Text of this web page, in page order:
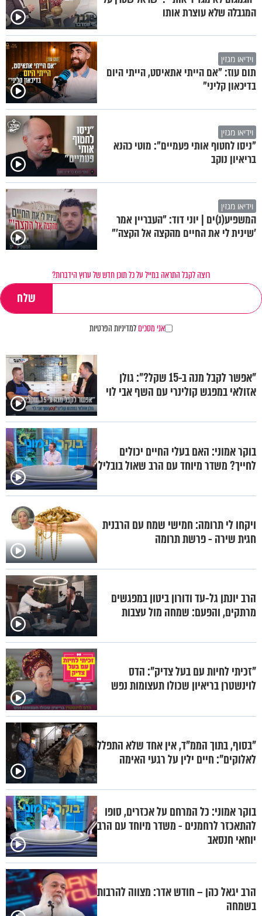
המגבלה שלא עוצרת אותו
וידיאו מגזין
תום עוז: "אם הייתי אתאיסט, הייתי היום
בדיכאון קליני"
וידיאו מגזין
"ניסו לחטוף אותי פעמיים": מוטי כהנא
בריאיון נוקב
וידיאו מגזין
המשפיע(נ)ים | יוני דוד: "העבריין אמר
'שינית לי את החיים מהקצה אל הקצה'"
רוצה לקבל התראה במייל על כל תוכן חדש של ערוץ הידברות?
אני מסכיםלמדיניות הפרטיות
"אפשר לקבל מנה ב-15 שקל?": גולן
אזולאי במפגש קולינרי עם השף אבי לוי
בוקר אמוני: האם בעלי החיים יכולים
לחייך? משדר מיוחד עם הרב שאול בובליל
ויקחו לי תרומה: חמישי שמח עם הרבנית
חגית שירה - פרשת תרומה
הרב יונתן גל-עד ודורון ביטון במפגשים
מרתקים, והפעם: שמחה מול עצבות
"זכיתי לחיות עם בעל צדיק": הדס
לוינשטרן בריאיון שכולו תעצומות נפש
"בסוף, בתוך הממ"ד, אין אחד שלא התפלל
לאלוקים": חיים ילין על רגעי האימה
בוקר אמוני: כל המרחם על אכזרים, סופו
להתאכזר לרחמנים - משדר מיוחד עם הרב
יוחאי חנסאב
הרב יגאל כהן – חודש אדר: מצווה להרבות
בשמחה